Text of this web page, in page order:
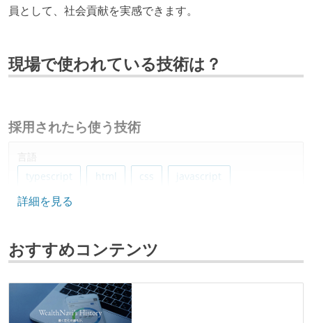
員として、社会貢献を実感できます。
現場で使われている技術は？
採用されたら使う技術
言語
typescript
html css javascript
フレームワーク
データベース
bigquery
mysql
ソースコード管理
詳細を見る
おすすめコンテンツ